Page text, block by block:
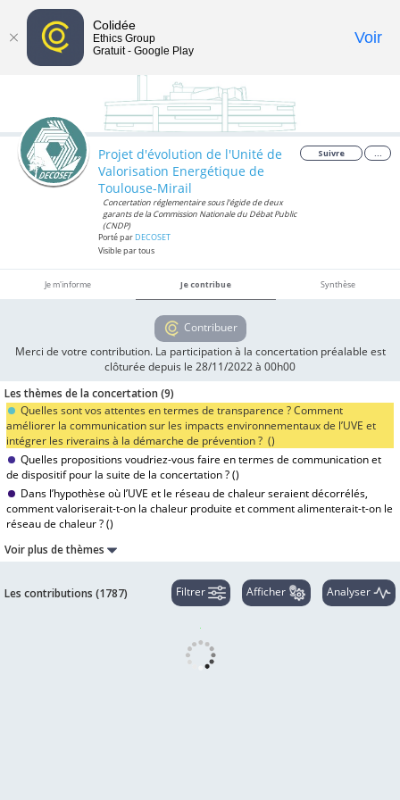
Toggle
Projet d'évolution de l'Unité de
Valorisation Energétique de
Toulouse-Mirail
Concertation réglementaire sous l'égide de deux
garants de la Commission Nationale du Débat Public
(CNDP)
Porté par DECOSET
Visible par tous
Suivre ...
Je m'informe Je contribue Synthèse
Contribuer
Merci de votre contribution. La participation à la concertation préalable est
clôturée depuis le 28/11/2022 à 00h00
Les thèmes de la concertation (9)
Quelles sont vos attentes en termes de transparence ? Comment
améliorer la communication sur les impacts environnementaux de l’UVE et
intégrer les riverains à la démarche de prévention ? ()
Quelles propositions voudriez-vous faire en termes de communication et
de dispositif pour la suite de la concertation ? ()
Dans l’hypothèse où l’UVE et le réseau de chaleur seraient décorrélés,
comment valoriserait-t-on la chaleur produite et comment alimenterait-t-on le
réseau de chaleur ? ()
Voir plus de thèmes
Les contributions (1787) Filtrer Afficher Analyser
Colidée
Ethics Group
Gratuit - Google Play
Voir